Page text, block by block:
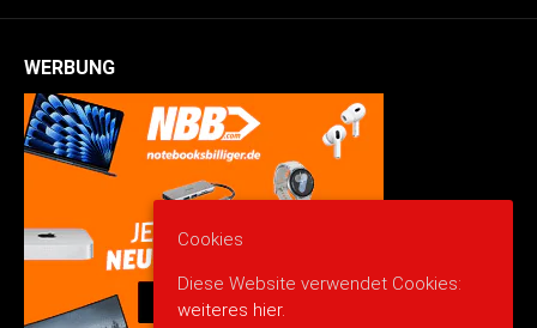
WERBUNG
Cookies
Diese Website verwendet Cookies:
weiteres hier.